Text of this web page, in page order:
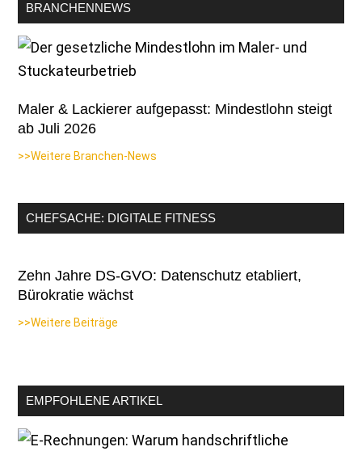
BRANCHENNEWS
Maler & Lackierer aufgepasst: Mindestlohn steigt
ab Juli 2026
>>Weitere Branchen-News
CHEFSACHE: DIGITALE FITNESS
Zehn Jahre DS-GVO: Datenschutz etabliert,
Bürokratie wächst
>>Weitere Beiträge
EMPFOHLENE ARTIKEL